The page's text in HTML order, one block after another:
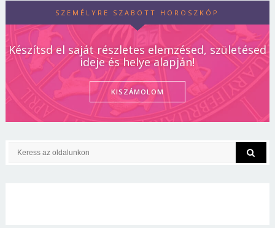
SZEMÉLYRE SZABOTT HOROSZKÓP
Készítsd el saját részletes elemzésed, születésed
ideje és helye alapján!
KISZÁMOLOM